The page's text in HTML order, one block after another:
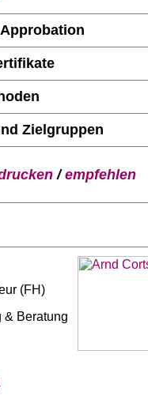
Zielgruppen
/empfehlen
(FH)
& Beratung